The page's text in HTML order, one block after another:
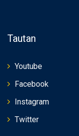
Tautan
Youtube
Facebook
Instagram
Twitter